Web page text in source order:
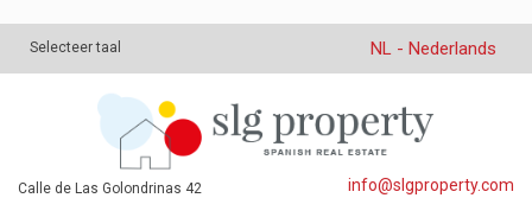
Selecteer taal NL - Nederlands
info@slgproperty.com
Calle de Las Golondrinas 42